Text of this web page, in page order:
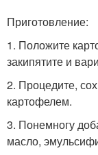
Приготовление:
1. Положите
закипятите и
2. Процедите,
картофелем.
3. Понемногу
масло,